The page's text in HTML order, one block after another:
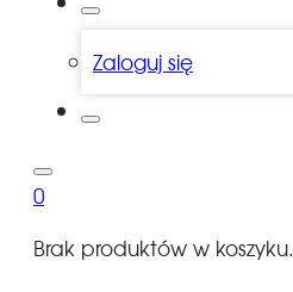
Zaloguj się
0
Brak produktów w koszyku.